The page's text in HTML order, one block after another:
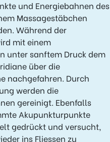
und Energiebahnen des
Massagestäbchen
Während der
mit einem
unter sanftem Druck dem
über die
nachgefahren. Durch
werden die
gereinigt. Ebenfalls
Akupunkturpunkte
gedrückt und versucht,
ins Fliessen zu